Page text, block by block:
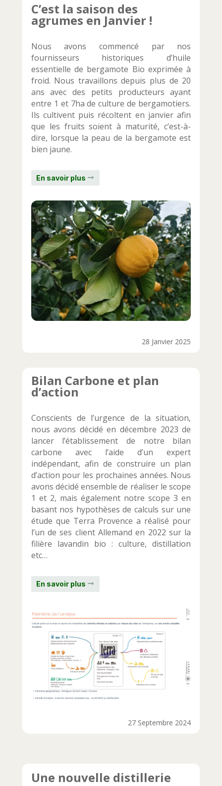
C’est la saison des
agrumes en Janvier !
Nous avons commencé par nos
fournisseurs historiques d’huile
essentielle de bergamote Bio exprimée à
froid. Nous travaillons depuis plus de 20
ans avec des petits producteurs ayant
entre 1 et 7ha de culture de bergamotiers.
Ils cultivent puis récoltent en janvier afin
que les fruits soient à maturité, c’est-à-
dire, lorsque la peau de la bergamote est
bien jaune.
En savoir plus
28 Janvier 2025
Bilan Carbone et plan
d’action
Conscients de l’urgence de la situation,
nous avons décidé en décembre 2023 de
lancer l’établissement de notre bilan
carbone avec l’aide d’un expert
indépendant, afin de construire un plan
d’action pour les prochaines années. Nous
avons décidé ensemble de réaliser le scope
1 et 2, mais également notre scope 3 en
basant nos hypothèses de calculs sur une
étude que Terra Provence a réalisé pour
l’un de ses client Allemand en 2022 sur la
filière lavandin bio : culture, distillation
etc…
En savoir plus
27 Septembre 2024
Une nouvelle distillerie